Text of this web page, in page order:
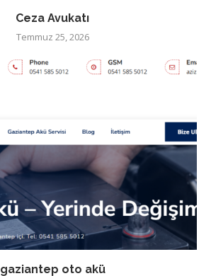
Ceza Avukatı
Temmuz 25, 2026
gaziantep oto akü